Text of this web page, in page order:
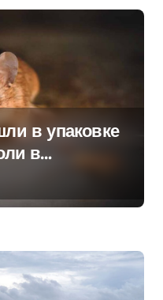
в упаковке
в